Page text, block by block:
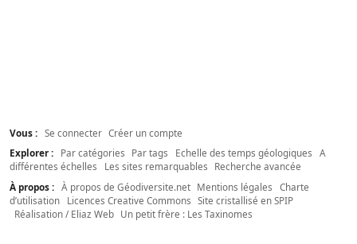
Vous : Se connecter Créer un compte
Explorer :
Par catégories Par tags Echelle des temps géologiques
A
différentes échelles
Les sites remarquables
Recherche avancée
À propos : À propos de Géodiversite.net Mentions légales
Charte
d’utilisation
Licences Creative Commons Site cristallisé en SPIP
Réalisation / Eliaz Web Un petit frère : Les Taxinomes